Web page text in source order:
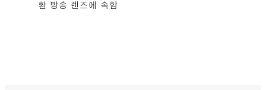
환 방송 렌즈에 속함